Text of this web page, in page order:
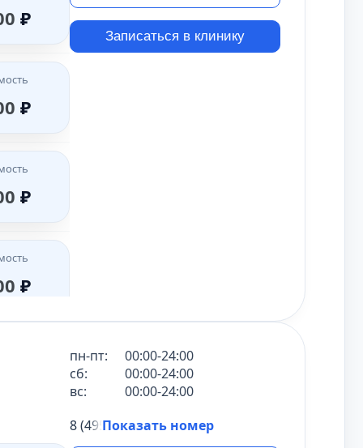
₽
₽
₽
₽
₽
Записаться в клинику
пн-пт:
00:00-24:00
сб:
00:00-24:00
вс:
00:00-24:00
8 (495) 431-69-47
Показать номер